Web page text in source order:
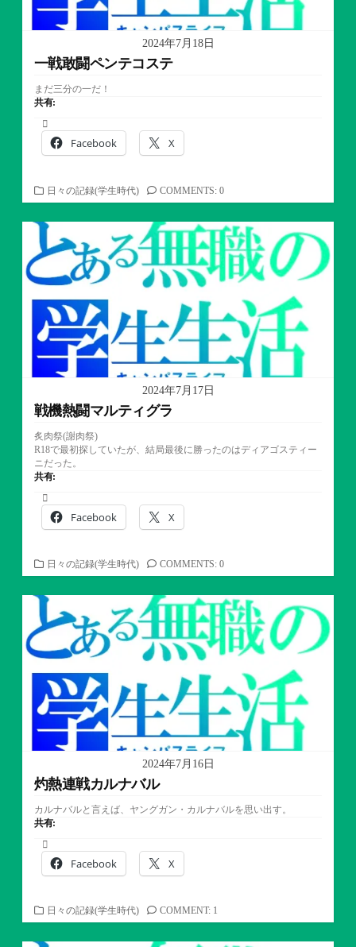
2024年7月18日
一戦敢闘ペンテコステ
まだ三分の一だ！
共有:
Facebook X
カ
テ
ゴ
ー
日々の記録(学生時代) COMMENTS: 0
2024年7月17日
戦機熱闘マルティグラ
炙肉祭(謝肉祭)
R18で最初探していたが、結局最後に勝ったのはディアゴスティー
ニだった。
共有:
Facebook X
カ
テ
ゴ
ー
日々の記録(学生時代) COMMENTS: 0
2024年7月16日
灼熱連戦カルナバル
カルナバルと言えば、ヤングガン・カルナバルを思い出す。
共有:
Facebook X
カ
テ
ゴ
日々の記録(学生時代) COMMENT: 1